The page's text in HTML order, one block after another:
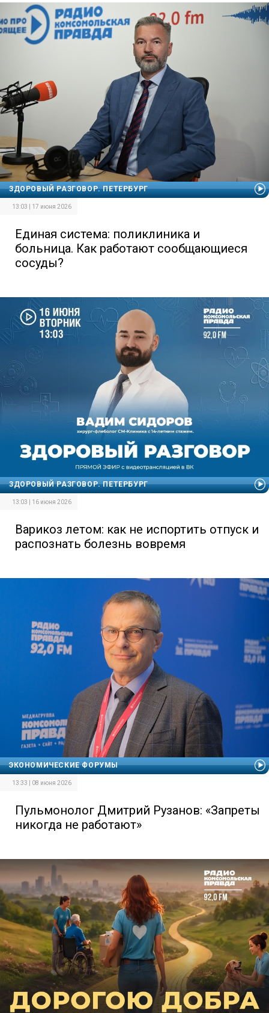
ЗДОРОВЫЙ РАЗГОВОР. ПЕТЕРБУРГ
13:03 | 17 июня 2026
Единая система: поликлиника и
больница. Как работают сообщающиеся
сосуды?
ЗДОРОВЫЙ РАЗГОВОР. ПЕТЕРБУРГ
13:03 | 16 июня 2026
Варикоз летом: как не испортить отпуск и
распознать болезнь вовремя
ЭКОНОМИЧЕСКИЕ ФОРУМЫ
13:33 | 08 июня 2026
Пульмонолог Дмитрий Рузанов: «Запреты
никогда не работают»